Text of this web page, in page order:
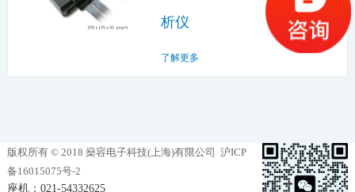
析仪
了解更多
版权所有 © 2018 燊容电子科技(上海)有限公司 沪ICP
备16015075号-2
座机：021-54332625